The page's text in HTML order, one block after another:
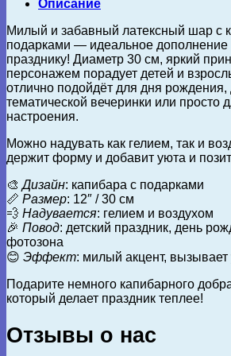
Описание
Милый и забавный латексный шар с
подарками — идеальное дополнение
празднику! Диаметр 30 см, яркий
персонажем порадует детей и
отлично подойдёт для дня рождения,
тематической вечеринки или просто
настроения.
Можно надувать как гелием, так и
держит форму и добавит уюта и
🎨Дизайн: капибара с подарками
📏 Размер: 12″ / 30 см
💨 Надувается: гелием и воздухом
🎉 Повод: детский праздник, день
фотозона
😊 Эффект: милый акцент, вызывает
Подарите немного капибарного
который делает праздник теплее!
Отзывы о нас